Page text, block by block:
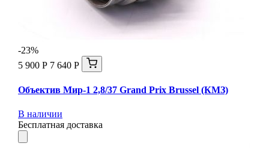
-23%
5 900 Р 7 640 Р
Объектив Мир-1 2,8/37 Grand Prix Brussel (КМЗ)
В наличии
Бесплатная доставка